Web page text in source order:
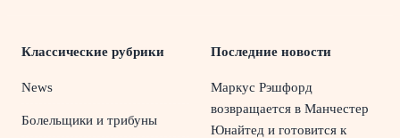
Классические рубрики
News
Болельщики и трибуны
Последние новости
Маркус Рэшфорд
возвращается в Манчестер
Юнайтед и готовится к